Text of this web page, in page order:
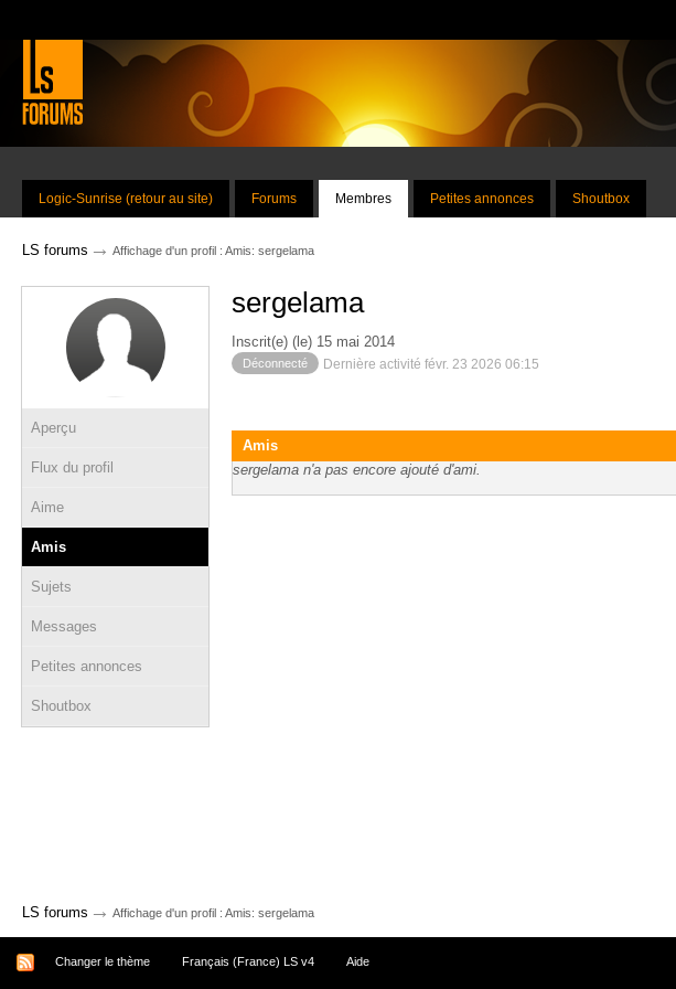
Logic-Sunrise (retour au site) Forums Membres Petites annonces Shoutbox
LS forums → Affichage d'un profil : Amis: sergelama
Aperçu
Flux du profil
Aime
Amis
Sujets
Messages
Petites annonces
Shoutbox
sergelama
Inscrit(e) (le) 15 mai 2014
Déconnecté Dernière activité févr. 23 2026 06:15
Amis
sergelama n'a pas encore ajouté d'ami.
LS forums → Affichage d'un profil : Amis: sergelama
Changer le thème Français (France) LS v4 Aide